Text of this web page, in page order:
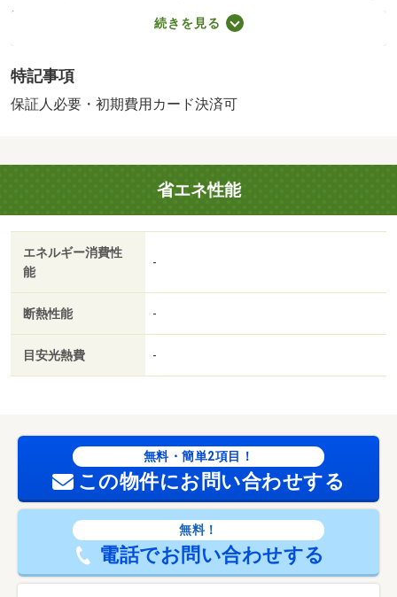
場あり。荷物受け取りに便利な宅配ボックス完備、ぜひお
問い合わせください。 【設備・特記事項備考】事務所不
【駐車場備考】敷地内 空き要確認/賃貸戸数:318戸/室内
清掃費用:55000円
続きを見る
特記事項
保証人必要・初期費用カード決済可
省エネ性能
エネルギー消費性
能
-
断熱性能 -
目安光熱費 -
無料・簡単2項目！
この物件にお問い合わせする
無料！
電話でお問い合わせする